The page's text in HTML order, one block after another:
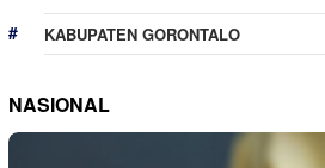
KABUPATEN GORONTALO
NASIONAL